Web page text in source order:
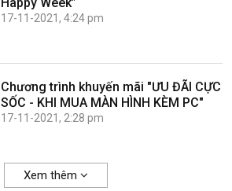
Happy Week”
17-11-2021, 4:24 pm
Chương trình khuyến mãi "ƯU ĐÃI CỰC
SỐC - KHI MUA MÀN HÌNH KÈM PC"
17-11-2021, 2:28 pm
Xem thêm